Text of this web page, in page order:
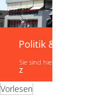
Politik & Verwaltung
Sie sind hier:
Z
Vorlesen